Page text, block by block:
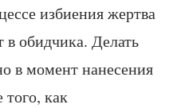
избиения жертва
в обидчика. Делать
в момент нанесения
того, как